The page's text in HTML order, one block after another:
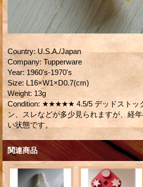
Country: U.S.A./Japan
Company: Tupperware
Year: 1960's-1970's
Size: L16×W1×D0.7(cm)
Weight: 13g
Condition: ★★★★★ 4.5/5 デッドストッ
ン、スレなどが多少見られますが、経
い状態です。
関連商品